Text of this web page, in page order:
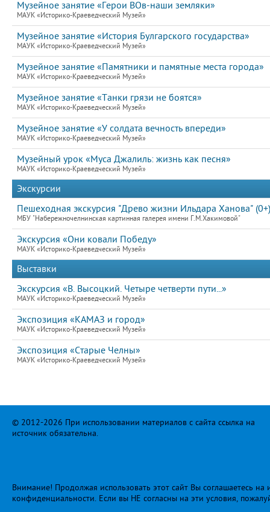
Музейное занятие «Герои ВОв-наши земляки»
МАУК «Историко-Краеведческий Музей»
Музейное занятие «История Булгарского государства»
МАУК «Историко-Краеведческий Музей»
Музейное занятие «Памятники и памятные места города»
МАУК «Историко-Краеведческий Музей»
Музейное занятие «Танки грязи не боятся»
МАУК «Историко-Краеведческий Музей»
Музейное занятие «У солдата вечность впереди»
МАУК «Историко-Краеведческий Музей»
Музейный урок «Муса Джалиль: жизнь как песня»
МАУК «Историко-Краеведческий Музей»
Экскурсии
Пешеходная экскурсия "Древо жизни Ильдара Ханова" (0+)
МБУ "Набережночелнинская картинная галерея имени Г.М.Хакимовой"
Экскурсия «Они ковали Победу»
МАУК «Историко-Краеведческий Музей»
Выставки
Экскурсия «В. Высоцкий. Четыре четверти пути...»
МАУК «Историко-Краеведческий Музей»
Экспозиция «КАМАЗ и город»
МАУК «Историко-Краеведческий Музей»
Экспозиция «Старые Челны»
МАУК «Историко-Краеведческий Музей»
© 2012-2026 При использовании материалов с сайта ссылка на
источник обязательна.
Внимание! Продолжая использовать этот сайт Вы соглашаетесь
конфиденциальности. Если вы НЕ согласны на эти условия,